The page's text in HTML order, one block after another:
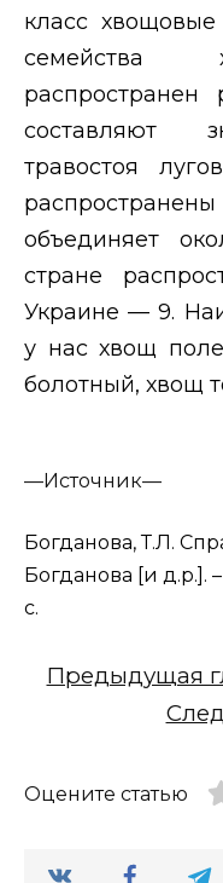
класс
семейства
составляют
травостоя
объединяет
стране
Украине — 9.
у нас хвощ
болотный, хвощ
—Источник—
Богданова, Т.Л.
Богданова [и д.р.].
с.
Предыдущая
Оцените статью